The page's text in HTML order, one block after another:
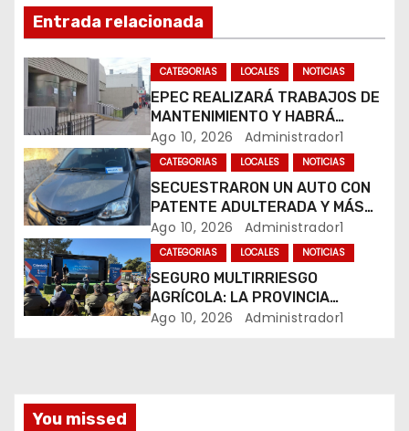
n
d
e
e
n
t
r
a
s
Entrada relacionada
CATEGORIAS LOCALES NOTICIAS
EPEC REALIZARÁ TRABAJOS DE
MANTENIMIENTO Y HABRÁ
CORTES DE LUZ EN DISTINTOS
SECTORES DE RÍO CUARTO
Ago 10, 2026 Administrador1
CATEGORIAS LOCALES NOTICIAS
SECUESTRARON UN AUTO CON
PATENTE ADULTERADA Y MÁS
DE 20 MOTOS DURANTE LOS
OPERATIVOS DEL FIN DE
SEMANA
Ago 10, 2026 Administrador1
CATEGORIAS LOCALES NOTICIAS
SEGURO MULTIRRIESGO
AGRÍCOLA: LA PROVINCIA
ENTREGÓ INDEMNIZACIONES A
Ago 10, 2026 Administrador1
You missed